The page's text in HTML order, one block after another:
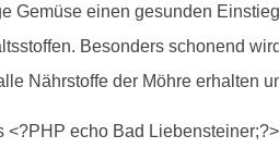
Gemüse einen gesunden
Besonders schonend
Nährstoffe der Möhre erhalten